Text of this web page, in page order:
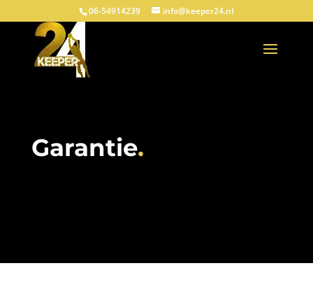
06-54914239 info@keeper24.nl
Garantie.